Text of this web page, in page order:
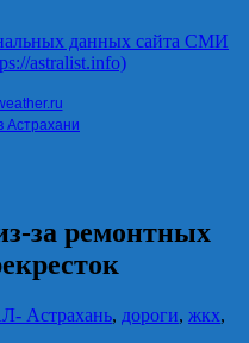
данных сайта СМИ
astralist.info)
Астрахани
за ремонтных
Астрахань, дороги, жкх,